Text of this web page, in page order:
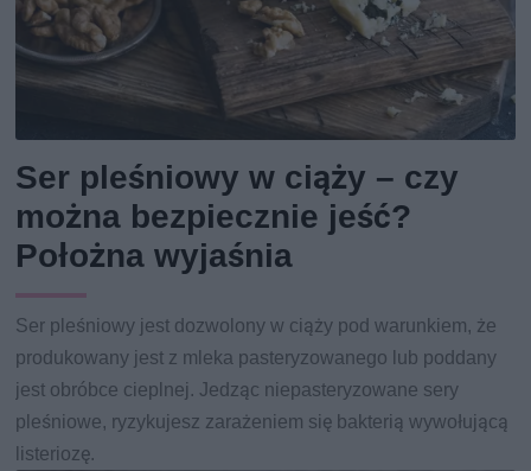
Ser pleśniowy w ciąży – czy
można bezpiecznie jeść?
Położna wyjaśnia
Ser pleśniowy jest dozwolony w ciąży pod warunkiem, że
produkowany jest z mleka pasteryzowanego lub poddany
jest obróbce cieplnej. Jedząc niepasteryzowane sery
pleśniowe, ryzykujesz zarażeniem się bakterią wywołującą
listeriozę.